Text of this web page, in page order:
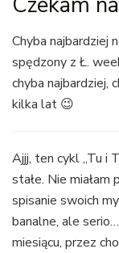
Chyba najbardziej
spędzony z Ł.
chyba najbardziej,
kilka lat 😉
Ajjj, ten cykl „Tu i
stałe. Nie miałam
spisanie swoich
banalne, ale
miesiącu, przez